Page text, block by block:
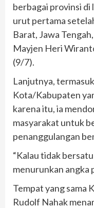
berbagai provinsi di
urut pertama
Barat, Jawa
Mayjen Heri
(9/7).
Lanjutnya,
Kota/Kabupaten
karena itu, ia
masyarakat untuk
penanggulangan
“Kalau tidak
menurunkan angka
Tempat yang sama
Rudolf Nahak